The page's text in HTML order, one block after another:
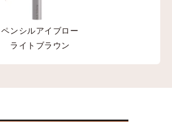
ペンシルアイブロー
ライトブラウン